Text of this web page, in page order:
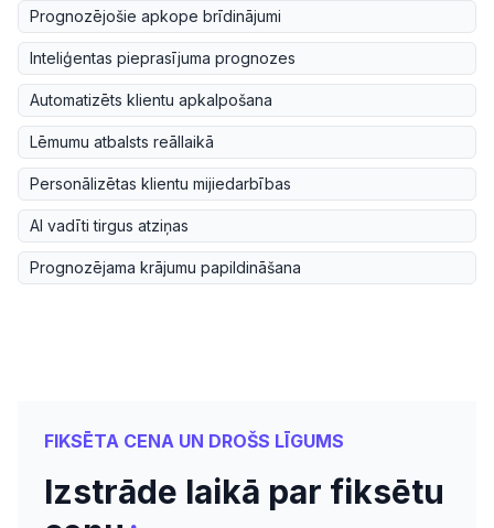
Prognozējošie apkope brīdinājumi
Inteliģentas pieprasījuma prognozes
Automatizēts klientu apkalpošana
Lēmumu atbalsts reāllaikā
Personālizētas klientu mijiedarbības
AI vadīti tirgus atziņas
Prognozējama krājumu papildināšana
FIKSĒTA CENA UN DROŠS LĪGUMS
Izstrāde laikā par fiksētu